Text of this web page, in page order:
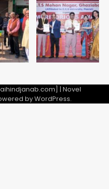
| Novel
byWordPress.